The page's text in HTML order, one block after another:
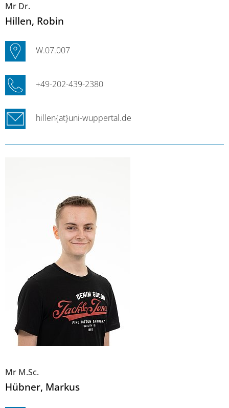
Mr Dr.
Hillen, Robin
W.07.007
+49-202-439-2380
hillen{at}uni-wuppertal.de
Mr M.Sc.
Hübner, Markus